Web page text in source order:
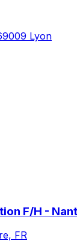
Lyon
F/H -
FR